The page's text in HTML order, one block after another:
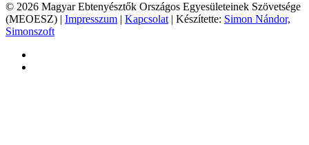
© 2026 Magyar Ebtenyésztők Országos Egyesületeinek Szövetsége
(MEOESZ) | Impresszum | Kapcsolat | Készítette: Simon Nándor,
Simonszoft